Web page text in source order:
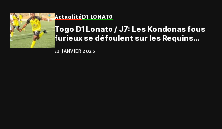
ActualitéD1 LONATO
Togo D1 Lonato / J7: Les Kondonas fous
furieux se défoulent sur les Requins
23 JANVIER 2025